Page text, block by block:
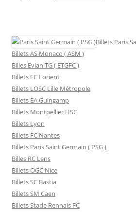
Billets Paris
Billets AS Monaco ( ASM )
Billes Evian TG ( ETGFC )
Billets FC Lorient
Billets LOSC Lille Métropole
Billets EA Guingamp
Billets Montpellier HSC
Billets Lyon
Billets FC Nantes
Billets Paris Saint Germain ( PSG )
Billes RC Lens
Billets OGC Nice
Billets SC Bastia
Billets SM Caen
Billets Stade Rennais FC